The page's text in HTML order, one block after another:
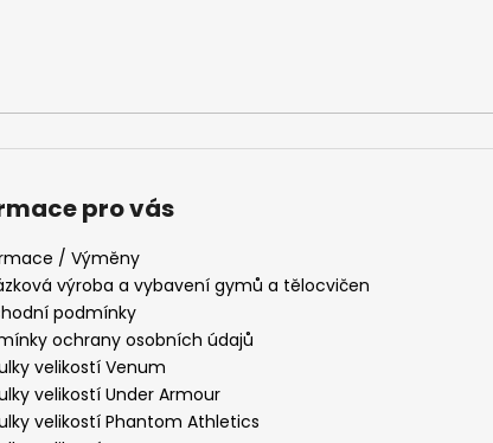
pro vás
/ Výměny
výroba a vybavení gymů a tělocvičen
podmínky
ochrany osobních údajů
velikostí Venum
velikostí Under Armour
velikostí Phantom Athletics